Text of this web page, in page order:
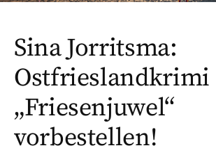
Sina Jorritsma:
Ostfrieslandkrimi
„Friesenjuwel“
vorbestellen!